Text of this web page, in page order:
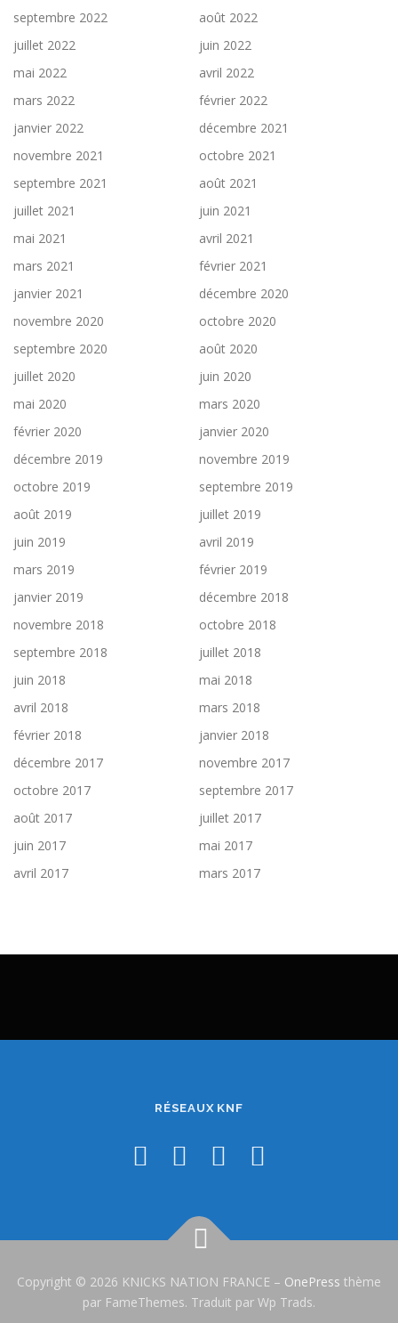
septembre 2022
août 2022
juillet 2022
juin 2022
mai 2022
avril 2022
mars 2022
février 2022
janvier 2022
décembre 2021
novembre 2021
octobre 2021
septembre 2021
août 2021
juillet 2021
juin 2021
mai 2021
avril 2021
mars 2021
février 2021
janvier 2021
décembre 2020
novembre 2020
octobre 2020
septembre 2020
août 2020
juillet 2020
juin 2020
mai 2020
mars 2020
février 2020
janvier 2020
décembre 2019
novembre 2019
octobre 2019
septembre 2019
août 2019
juillet 2019
juin 2019
avril 2019
mars 2019
février 2019
janvier 2019
décembre 2018
novembre 2018
octobre 2018
septembre 2018
juillet 2018
juin 2018
mai 2018
avril 2018
mars 2018
février 2018
janvier 2018
décembre 2017
novembre 2017
octobre 2017
septembre 2017
août 2017
juillet 2017
juin 2017
mai 2017
avril 2017
mars 2017
RÉSEAUX KNF
Copyright © 2026 KNICKS NATION FRANCE – OnePress thème
par FameThemes. Traduit par Wp Trads.